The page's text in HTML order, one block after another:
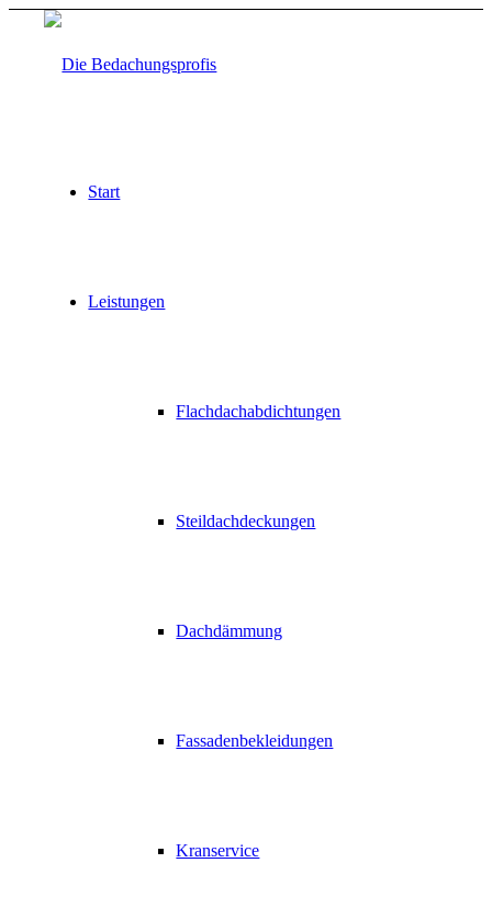
Start
Leistungen
Flachdachabdichtungen
Steildachdeckungen
Dachdämmung
Fassadenbekleidungen
Kranservice